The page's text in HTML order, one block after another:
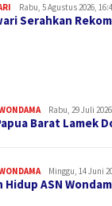
Rabu, 5 Agustus 2026,
Serahkan
Rabu, 29 Juli
Barat Lamek
Minggu, 14 Juni
Hidup ASN